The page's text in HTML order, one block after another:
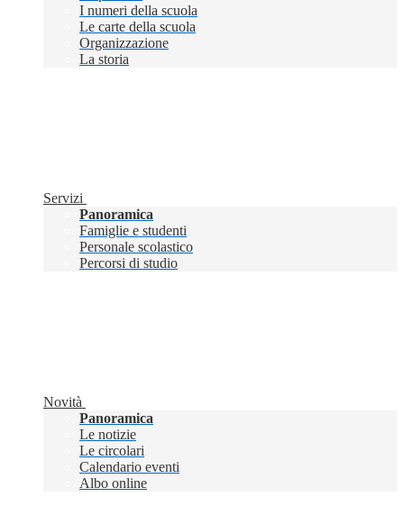
I numeri della scuola
Le carte della scuola
Organizzazione
La storia
Servizi
Panoramica
Famiglie e studenti
Personale scolastico
Percorsi di studio
Novità
Panoramica
Le notizie
Le circolari
Calendario eventi
Albo online